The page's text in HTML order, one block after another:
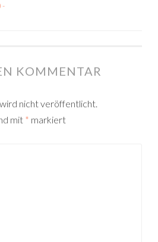
KOMMENTAR
nicht veröffentlicht.
mit * markiert